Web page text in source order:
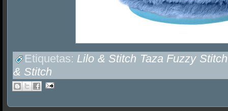
Etiquetas: Lilo & Stitch Taza Fuzzy Stitch
& Stitch